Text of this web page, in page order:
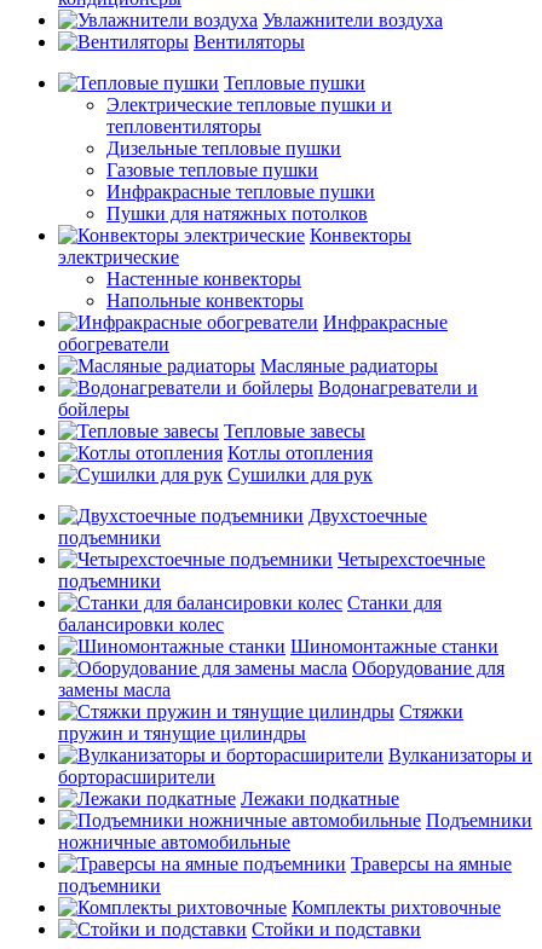
Увлажнители воздуха
Вентиляторы
Тепловые пушки
Электрические тепловые пушки и
тепловентиляторы
Дизельные тепловые пушки
Газовые тепловые пушки
Инфракрасные тепловые пушки
Пушки для натяжных потолков
Конвекторы
электрические
Настенные конвекторы
Напольные конвекторы
Инфракрасные
обогреватели
Масляные радиаторы
Водонагреватели и
бойлеры
Тепловые завесы
Котлы отопления
Сушилки для рук
Двухстоечные
подъемники
Четырехстоечные
подъемники
Станки для
балансировки колес
Шиномонтажные станки
Оборудование для
замены масла
Стяжки
пружин и тянущие цилиндры
Вулканизаторы и
борторасширители
Лежаки подкатные
Подъемники
ножничные автомобильные
Траверсы на ямные
подъемники
Комплекты рихтовочные
Стойки и подставки